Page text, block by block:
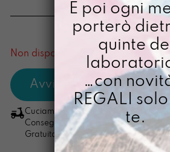
€24,00
[ Beauty: 21,5 x15x1,5
Non disponibile al momento
Cuciamo ogni ordine nel nostro
Consegna in 4/5 giorni lavorativi,
Gratuita per ordini di importo
E poi ogni
porterò
quinte del
…con
REGALI
te.